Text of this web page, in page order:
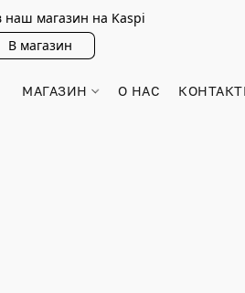
наш магазин на Kaspi
В магазин
МАГАЗИН О НАС